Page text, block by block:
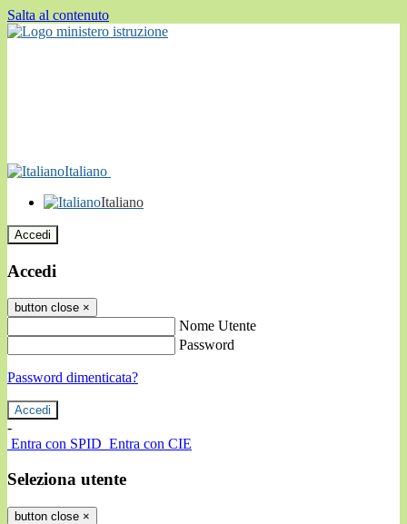
Salta al contenuto
Italiano
Italiano
Accedi
Accedi
button close ×
Nome Utente
Password
Password dimenticata?
-
Entra con SPID Entra con CIE
Seleziona utente
button close ×